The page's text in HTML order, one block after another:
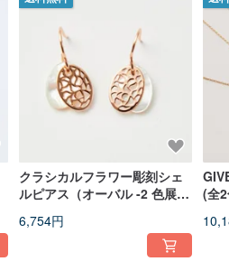
華やかでありながら高価すぎない。」これ
念です。革新的な発想、厳選された素材、
美意識を融合し、手に取りやすい価格で多
作哲学が表れています。「私が創作する理
のむほど美しい逸品を生み出し、身に着け
が持つ唯一無二の個性を引き立てること。
まれ持った魅力、感性、スタイルを表現し
ではなく、ましてや一瞬で過ぎ去る流行を
ころのないジュエリーデザインが生まれま
クラシカルフラワー彫刻シェ
ルピアス（オーバル -2 色展
6,754円
(全